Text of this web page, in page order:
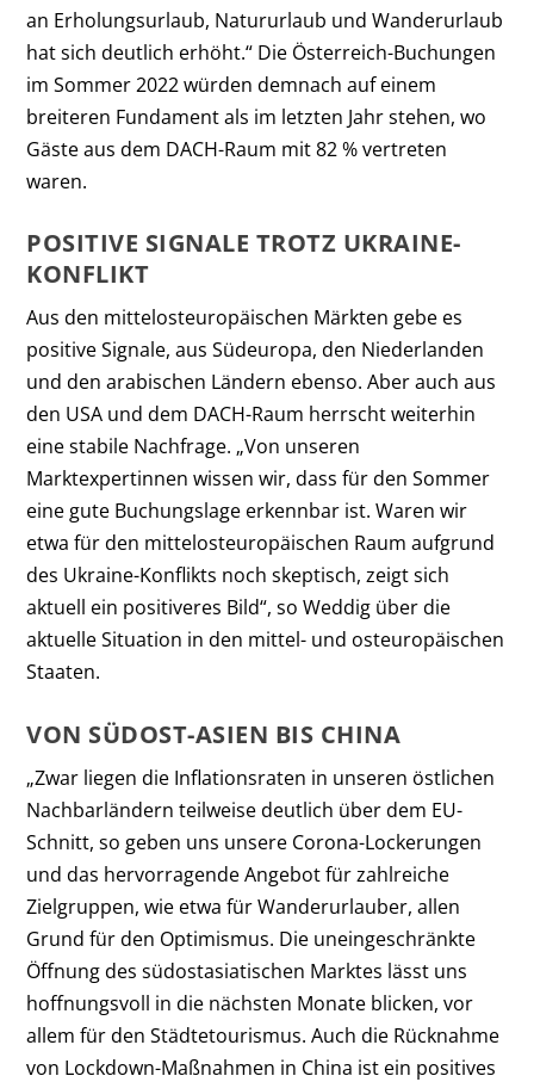
an Erholungsurlaub, Natururlaub und Wanderurlaub
hat sich deutlich erhöht.“ Die Österreich-Buchungen
im Sommer 2022 würden demnach auf einem
breiteren Fundament als im letzten Jahr stehen, wo
Gäste aus dem DACH-Raum mit 82 % vertreten
waren.
POSITIVE SIGNALE TROTZ UKRAINE-
KONFLIKT
Aus den mittelosteuropäischen Märkten gebe es
positive Signale, aus Südeuropa, den Niederlanden
und den arabischen Ländern ebenso. Aber auch aus
den USA und dem DACH-Raum herrscht weiterhin
eine stabile Nachfrage. „Von unseren
Marktexpertinnen wissen wir, dass für den Sommer
eine gute Buchungslage erkennbar ist. Waren wir
etwa für den mittelosteuropäischen Raum aufgrund
des Ukraine-Konflikts noch skeptisch, zeigt sich
aktuell ein positiveres Bild“, so Weddig über die
aktuelle Situation in den mittel- und osteuropäischen
Staaten.
VON SÜDOST-ASIEN BIS CHINA
„Zwar liegen die Inflationsraten in unseren östlichen
Nachbarländern teilweise deutlich über dem EU-
Schnitt, so geben uns unsere Corona-Lockerungen
und das hervorragende Angebot für zahlreiche
Zielgruppen, wie etwa für Wanderurlauber, allen
Grund für den Optimismus. Die uneingeschränkte
Öffnung des südostasiatischen Marktes lässt uns
hoffnungsvoll in die nächsten Monate blicken, vor
allem für den Städtetourismus. Auch die Rücknahme
von Lockdown-Maßnahmen in China ist ein positives